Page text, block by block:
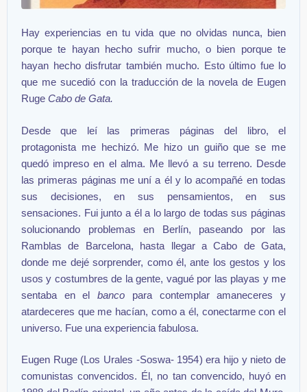
Hay experiencias en tu vida que no olvidas nunca, bien
porque te hayan hecho sufrir mucho, o bien porque te
hayan hecho disfrutar también mucho. Esto último fue lo
que me sucedió con la traducción de la novela de Eugen
Ruge Cabo de Gata.
Desde que leí las primeras páginas del libro, el
protagonista me hechizó. Me hizo un guiño que se me
quedó impreso en el alma. Me llevó a su terreno. Desde
las primeras páginas me uní a él y lo acompañé en todas
sus decisiones, en sus pensamientos, en sus
sensaciones. Fui junto a él a lo largo de todas sus páginas
solucionando problemas en Berlín, paseando por las
Ramblas de Barcelona, hasta llegar a Cabo de Gata,
donde me dejé sorprender, como él, ante los gestos y los
usos y costumbres de la gente, vagué por las playas y me
sentaba en elbanco para contemplar amaneceres y
atardeceres que me hacían, como a él, conectarme con el
universo. Fue una experiencia fabulosa.
Eugen Ruge (Los Urales -Soswa- 1954) era hijo y nieto de
comunistas convencidos. Él, no tan convencido, huyó en